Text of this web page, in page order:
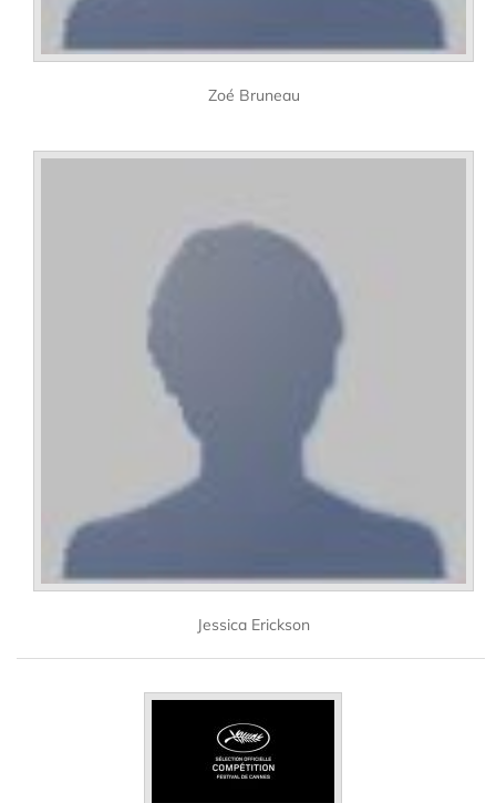
Zoé Bruneau
Jessica Erickson